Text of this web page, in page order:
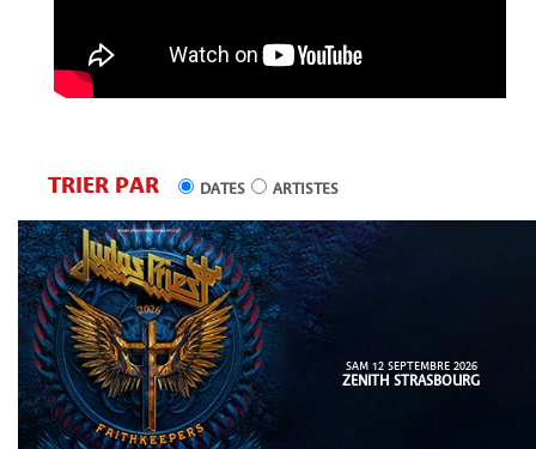
TRIER PAR DATES ARTISTES
SAM 12 SEPTEMBRE 2026
ZENITH STRASBOURG